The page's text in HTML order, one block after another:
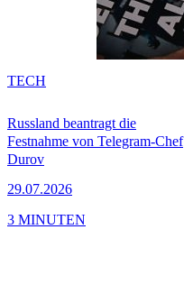
Russland beantragt die
Festnahme von Telegram-Chef
Durov
29.07.2026
TECH
3 MINUTEN